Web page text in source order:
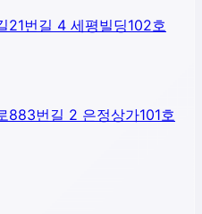
21번길 4 세평빌딩102호
883번길 2 은정상가101호